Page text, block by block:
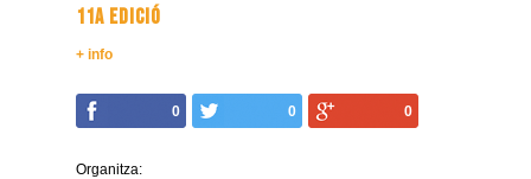
11A EDICIÓ
+ info
0 0 0
Organitza: